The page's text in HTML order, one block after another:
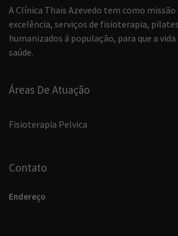
A Clínica Thais Azevedo tem como
excelência, serviços de fisioterapia,
humanizados á população, para que a
saúde.
Áreas De Atuação
Fisioterapia Pelvica
Contato
Endereço